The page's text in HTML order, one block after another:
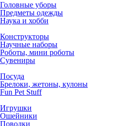
Головные уборы
Предметы одежды
Наука и хобби
Конструкторы
Научные наборы
Роботы, мини роботы
Сувениры
Посуда
Брелоки, жетоны, кулоны
Fun Pet Stuff
Игрушки
Ошейники
Поводки